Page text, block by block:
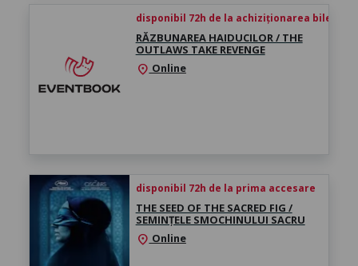
disponibil 72h de la achiziționarea biletului
RĂZBUNAREA HAIDUCILOR / THE
OUTLAWS TAKE REVENGE
location_on Online
disponibil 72h de la prima accesare
THE SEED OF THE SACRED FIG /
SEMINȚELE SMOCHINULUI SACRU
location_on Online